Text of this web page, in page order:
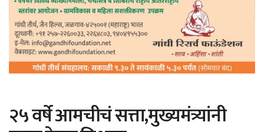
२५ वर्षे आमचीचं सत्ता,मुख्यमंत्र्यांनी